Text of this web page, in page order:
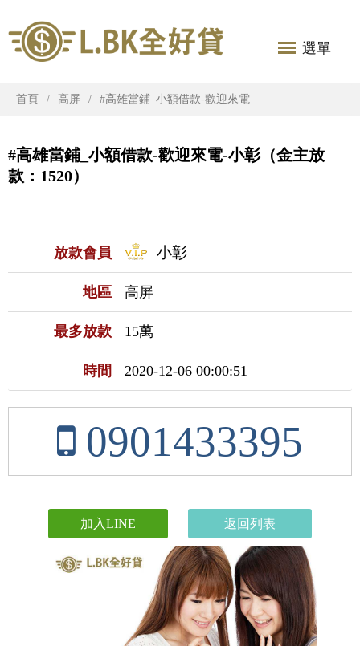
選單
首頁 高屏 #高雄當鋪_小額借款-歡迎來電
#高雄當鋪_小額借款-歡迎來電-小彰（金主放
款：1520）
放款會員 小彰
地區 高屏
最多放款 15萬
時間 2020-12-06 00:00:51
0901433395
加入LINE 返回列表